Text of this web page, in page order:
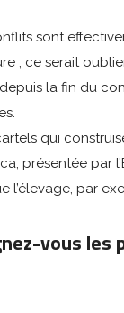
sont
; ce serait
la fin du
qui
présentée par
l’élevage, par
vous